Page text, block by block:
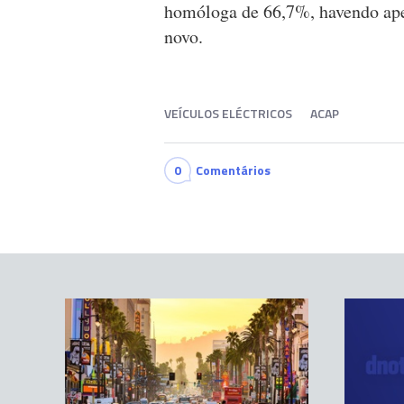
homóloga de 66,7%, havendo
novo.
VEÍCULOS ELÉCTRICOS ACAP
0 Comentários